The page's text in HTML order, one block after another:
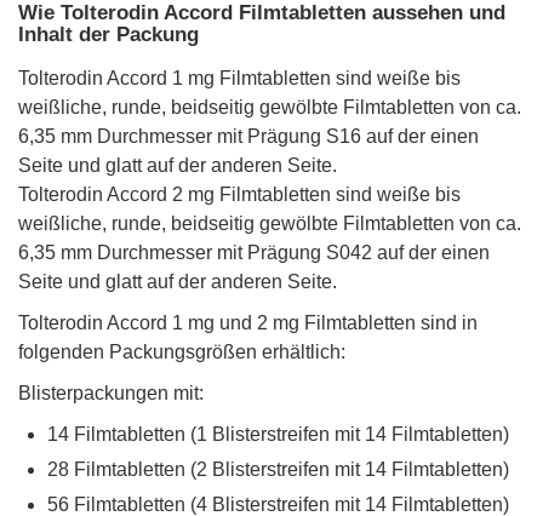
Wie Tolterodin Accord Filmtabletten aussehen und
Inhalt der Packung
Tolterodin Accord 1 mg Filmtabletten sind weiße bis
weißliche, runde, beidseitig gewölbte Filmtabletten von ca.
6,35 mm Durchmesser mit Prägung S16 auf der einen
Seite und glatt auf der anderen Seite.
Tolterodin Accord 2 mg Filmtabletten sind weiße bis
weißliche, runde, beidseitig gewölbte Filmtabletten von ca.
6,35 mm Durchmesser mit Prägung S042 auf der einen
Seite und glatt auf der anderen Seite.
Tolterodin Accord 1 mg und 2 mg Filmtabletten sind in
folgenden Packungsgrößen erhältlich:
Blisterpackungen mit:
14 Filmtabletten (1 Blisterstreifen mit 14 Filmtabletten)
28 Filmtabletten (2 Blisterstreifen mit 14 Filmtabletten)
56 Filmtabletten (4 Blisterstreifen mit 14 Filmtabletten)